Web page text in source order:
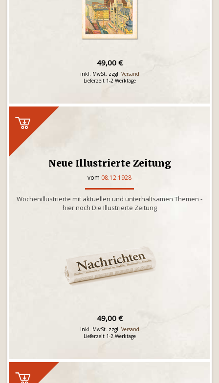
49,00 €
inkl. MwSt. zzgl. Versand
Lieferzeit 1-2 Werktage
Neue Illustrierte Zeitung
vom 08.12.1928
Wochenillustrierte mit aktuellen und unterhaltsamen Themen -
hier noch Die Illustrierte Zeitung
49,00 €
inkl. MwSt. zzgl. Versand
Lieferzeit 1-2 Werktage